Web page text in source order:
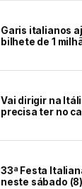
Garis italianos
bilhete de 1
Vai dirigir na
precisa ter no
33ª Festa
neste sábado (8)